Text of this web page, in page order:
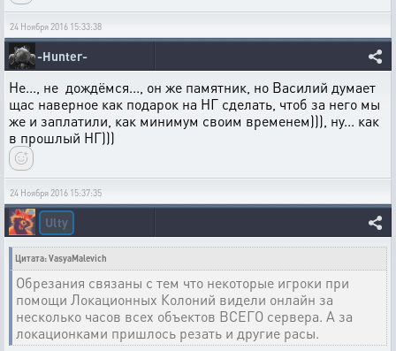
24 Ноября 2016 15:33:38
-Hunter-
Не..., не дождёмся..., он же памятник, но Василий думает
щас наверное как подарок на НГ сделать, чтоб за него мы
же и заплатили, как минимум своим временем))), ну... как
в прошлый НГ)))
24 Ноября 2016 15:37:35
Ulty
Цитата: VasyaMalevich
Обрезания связаны с тем что некоторые игроки при
помощи Локационных Колоний видели онлайн за
несколько часов всех объектов ВСЕГО сервера. А за
локационками пришлось резать и другие расы.